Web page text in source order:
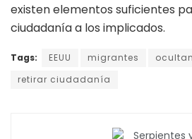
existen elementos suficientes
ciudadanía a los implicados.
Tags: EEUU migrantes
retirar ciudadanía